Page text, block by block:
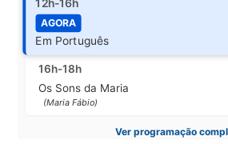
12h-16h
AGORA
Em Português
16h-18h
Os Sons da Maria
(Maria Fábio)
Ver programação